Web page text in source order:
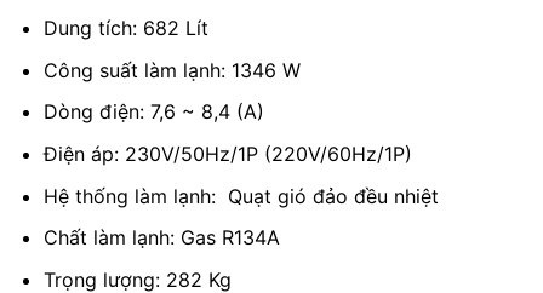
Dung tích: 682 Lít
Công suất làm lạnh: 1346 W
Dòng điện: 7,6 ~ 8,4 (A)
Điện áp: 230V/50Hz/1P (220V/60Hz/1P)
Hệ thống làm lạnh: Quạt gió đảo đều nhiệt
Chất làm lạnh: Gas R134A
Trọng lượng: 282 Kg